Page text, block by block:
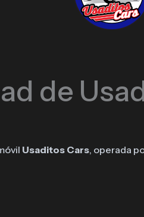
de
Usaditos Cars, operada